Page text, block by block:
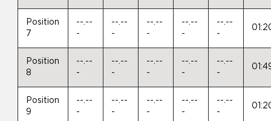
Position
7
--.--
-
--.--
-
--.--
-
--.--
-
--.--
-
Position
8
--.--
-
--.--
-
--.--
-
--.--
-
--.--
-
Position
9
--.--
-
--.--
-
--.--
-
--.--
-
--.--
-